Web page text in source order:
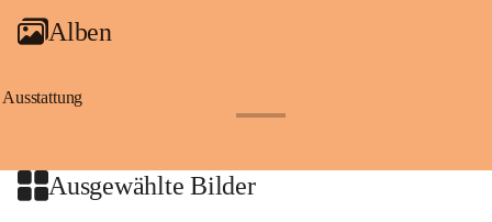
Alben
Ausstattung
Ausgewählte Bilder